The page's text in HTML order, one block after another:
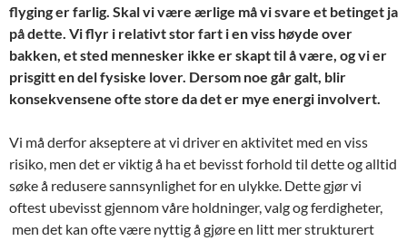
flyging er farlig. Skal vi være ærlige må vi svare et betinget ja
på dette. Vi flyr i relativt stor fart i en viss høyde over
bakken, et sted mennesker ikke er skapt til å være, og vi er
prisgitt en del fysiske lover. Dersom noe går galt, blir
konsekvensene ofte store da det er mye energi involvert.
Vi må derfor akseptere at vi driver en aktivitet med en viss
risiko, men det er viktig å ha et bevisst forhold til dette og alltid
søke å redusere sannsynlighet for en ulykke. Dette gjør vi
oftest ubevisst gjennom våre holdninger, valg og ferdigheter,
men det kan ofte være nyttig å gjøre en litt mer strukturert